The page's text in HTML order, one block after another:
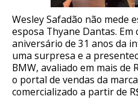
Wesley Safadão não mede
esposa Thyane Dantas. Em
aniversário de 31 anos da
uma surpresa e a
BMW, avaliado em mais de
o portal de vendas da
comercializado a partir de